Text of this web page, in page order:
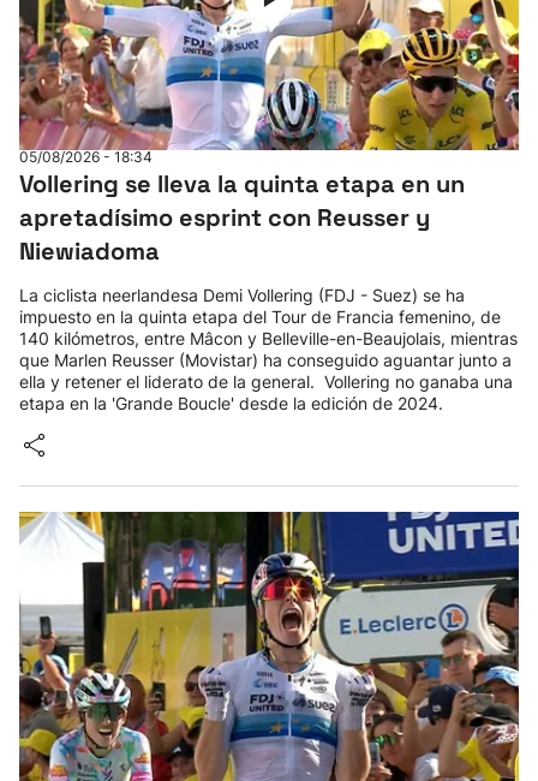
05/08/2026 - 18:34
Vollering se lleva la quinta etapa en un
apretadísimo esprint con Reusser y
Niewiadoma
La ciclista neerlandesa Demi Vollering (FDJ - Suez) se ha
impuesto en la quinta etapa del Tour de Francia femenino, de
140 kilómetros, entre Mâcon y Belleville-en-Beaujolais, mientras
que Marlen Reusser (Movistar) ha conseguido aguantar junto a
ella y retener el liderato de la general. Vollering no ganaba una
etapa en la 'Grande Boucle' desde la edición de 2024.